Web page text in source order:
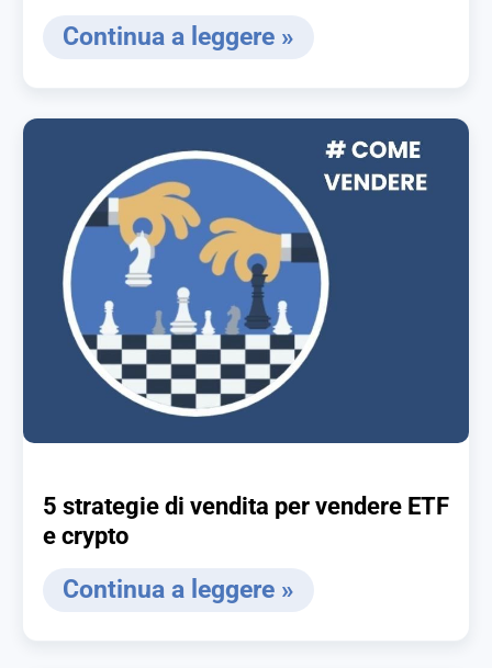
Continua a leggere »
5 strategie di vendita per vendere ETF
e crypto
Continua a leggere »